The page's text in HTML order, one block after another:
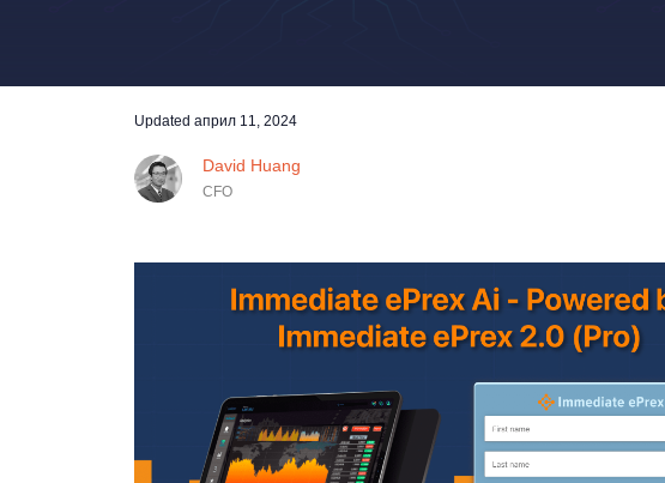
Updated април 11, 2024
David Huang
CFO